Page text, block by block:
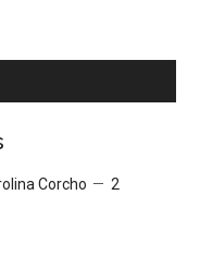
Corcho
2